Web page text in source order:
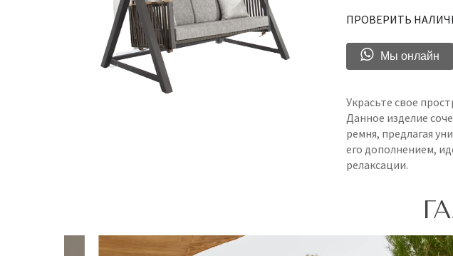
ПРОВЕРИТЬ
Мы онлайн
Украсьте свое
Данное изделие
ремня, предлагая
его дополнением,
релаксации.